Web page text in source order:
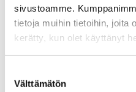
sivustoamme.
tietoja muihin tietoihin, joita
kerätty, kun olet käyttänyt
valinta
Välttämätön